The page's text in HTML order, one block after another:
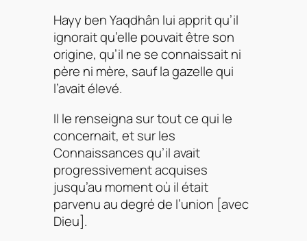
Hayy ben Yaqdhân lui apprit qu’il
ignorait qu’elle pouvait être son
origine, qu’il ne se connaissait ni
père ni mère, sauf la gazelle qui
l’avait élevé.
Il le renseigna sur tout ce qui le
concernait, et sur les
Connaissances qu’il avait
progressivement acquises
jusqu’au moment où il était
parvenu au degré de l’union [avec
Dieu].